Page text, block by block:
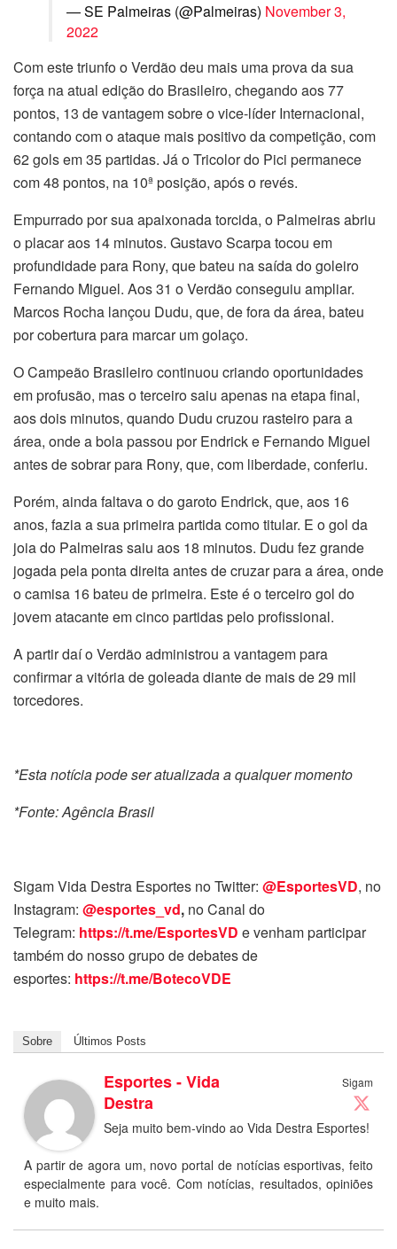
— SE Palmeiras (@Palmeiras) November 3,
2022
Com este triunfo o Verdão deu mais uma prova da sua
força na atual edição do Brasileiro, chegando aos 77
pontos, 13 de vantagem sobre o vice-líder Internacional,
contando com o ataque mais positivo da competição, com
62 gols em 35 partidas. Já o Tricolor do Pici permanece
com 48 pontos, na 10ª posição, após o revés.
Empurrado por sua apaixonada torcida, o Palmeiras abriu
o placar aos 14 minutos. Gustavo Scarpa tocou em
profundidade para Rony, que bateu na saída do goleiro
Fernando Miguel. Aos 31 o Verdão conseguiu ampliar.
Marcos Rocha lançou Dudu, que, de fora da área, bateu
por cobertura para marcar um golaço.
O Campeão Brasileiro continuou criando oportunidades
em profusão, mas o terceiro saiu apenas na etapa final,
aos dois minutos, quando Dudu cruzou rasteiro para a
área, onde a bola passou por Endrick e Fernando Miguel
antes de sobrar para Rony, que, com liberdade, conferiu.
Porém, ainda faltava o do garoto Endrick, que, aos 16
anos, fazia a sua primeira partida como titular. E o gol da
joia do Palmeiras saiu aos 18 minutos. Dudu fez grande
jogada pela ponta direita antes de cruzar para a área, onde
o camisa 16 bateu de primeira. Este é o terceiro gol do
jovem atacante em cinco partidas pelo profissional.
A partir daí o Verdão administrou a vantagem para
confirmar a vitória de goleada diante de mais de 29 mil
torcedores.
*Esta notícia pode ser atualizada a qualquer momento
*Fonte: Agência Brasil
Sigam Vida Destra Esportes no Twitter: @EsportesVD, no
Instagram: @esportes_vd, no Canal do
Telegram: https://t.me/EsportesVD e venham participar
também do nosso grupo de debates de
esportes: https://t.me/BotecoVDE
Sobre Últimos Posts
Sigam
Esportes - Vida
Destra
Seja muito bem-vindo ao Vida Destra Esportes!
A partir de agora um, novo portal de notícias esportivas, feito
especialmente para você. Com notícias, resultados, opiniões
e muito mais.